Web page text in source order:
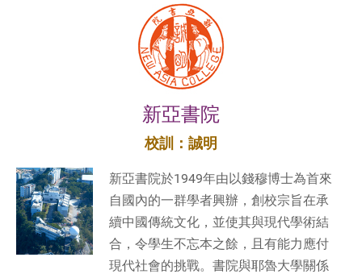
新亞書院
校訓：誠明
新亞書院於1949年由以錢穆博士為首來
自國內的一群學者興辦，創校宗旨在承
續中國傳統文化，並使其與現代學術結
合，令學生不忘本之餘，且有能力應付
現代社會的挑戰。書院與耶魯大學關係